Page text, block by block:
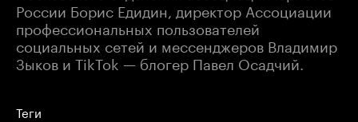
России Борис Едидин, директор Ассоциации
профессиональных пользователей
социальных сетей и мессенджеров Владимир
Зыков и TikTok — блогер Павел Осадчий.
Теги